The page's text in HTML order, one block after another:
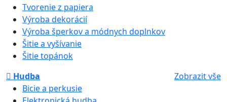
Tvorenie z papiera
Výroba dekorácií
Výroba šperkov a módnych doplnkov
Šitie a vyšívanie
Šitie topánok
Hudba
Zobrazit vše
Bicie a perkusie